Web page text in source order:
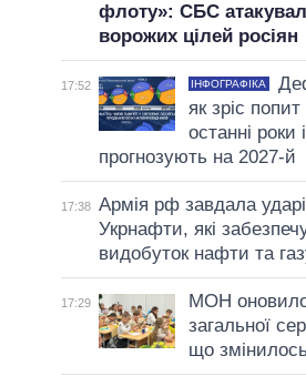
флоту»: СБС
ворожих цілей росіян
17:52 ІНФОГРАФІКА
як зріс
останні роки
прогнозують на 2027-й
17:38 Армія рф завдала
Укрнафти, які
видобуток нафти та
17:29
МОН
загальної
що змінилось